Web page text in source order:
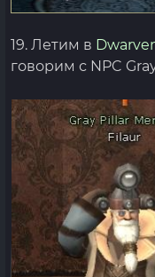
19. Летим в
говорим с NPC